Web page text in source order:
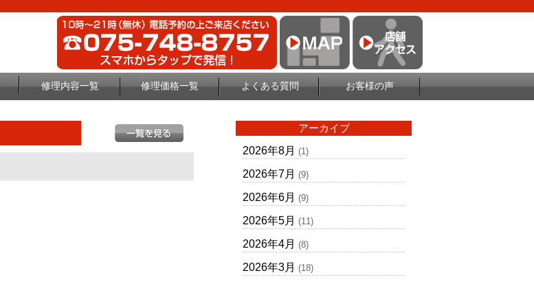
修理内容一覧 修理価格一覧 よくある質問 お客様の声
アーカイブ
2026年8月 (1)
2026年7月 (9)
2026年6月 (9)
2026年5月 (11)
2026年4月 (8)
2026年3月 (18)